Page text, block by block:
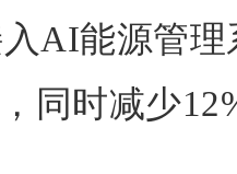
AI能源管
同时减少